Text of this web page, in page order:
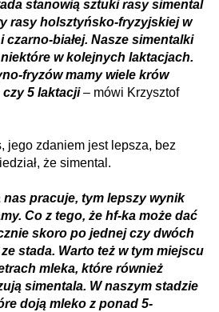
stanowią sztuki rasy simental
rasy holsztyńsko-fryzyjskiej w
białej. Nasze simentalki
w kolejnych laktacjach.
fryzów mamy wiele krów
5 laktacji – mówi Krzysztof
jego zdaniem jest lepsza, bez
że simental.
nas pracuje, tym lepszy wynik
Co z tego, że hf-ka może dać
skoro po jednej czy dwóch
stada. Warto też w tym miejscu
mleka, które również
simentala. W naszym stadzie
doją mleko z ponad 5-